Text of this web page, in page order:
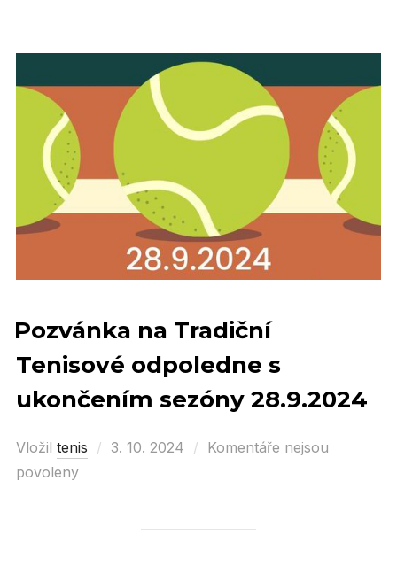
Pozvánka na Tradiční
Tenisové odpoledne s
ukončením sezóny 28.9.2024
Vložil tenis
Posted
3. 10. 2024
Komentáře nejsou
povoleny